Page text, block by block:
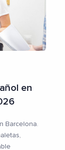
en
Barcelona.